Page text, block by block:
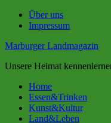
Zum
Inhalt
Über uns
Impressum
Marburger Landmagazin
Unsere Heimat
Home
Essen&Trinken
Kunst&Kultur
Land&Leben